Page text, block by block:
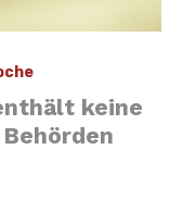
keine